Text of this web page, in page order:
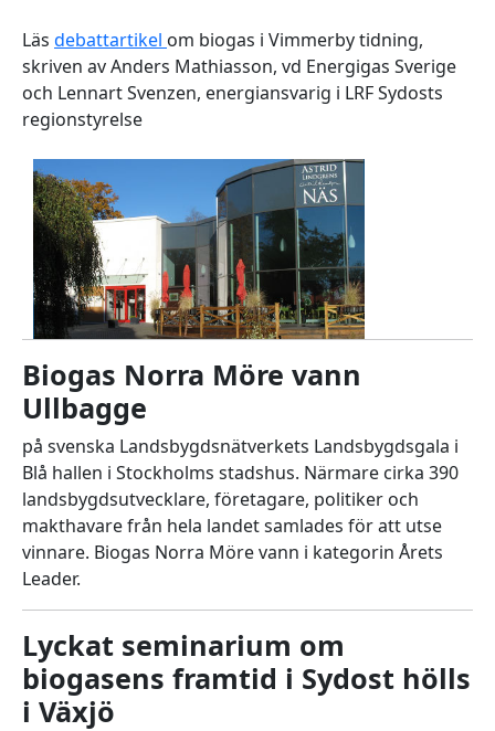
Läs debattartikel om biogas i Vimmerby tidning,
skriven av Anders Mathiasson, vd Energigas Sverige
och Lennart Svenzen, energiansvarig i LRF Sydosts
regionstyrelse
Biogas Norra Möre vann
Ullbagge
på svenska Landsbygdsnätverkets Landsbygdsgala i
Blå hallen i Stockholms stadshus. Närmare cirka 390
landsbygdsutvecklare, företagare, politiker och
makthavare från hela landet samlades för att utse
vinnare. Biogas Norra Möre vann i kategorin Årets
Leader.
Lyckat seminarium om
biogasens framtid i Sydost hölls
i Växjö